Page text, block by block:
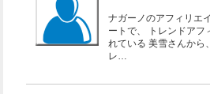
ナガーノのアフィリエ
ートで、 トレンドアフ
れている 美雪さんから
レ…